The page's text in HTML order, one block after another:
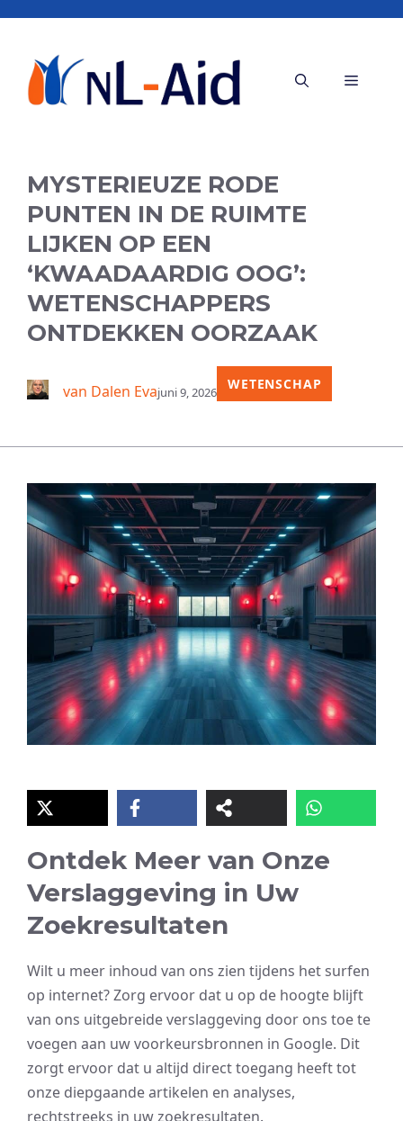
inhoud
Menu
MYSTERIEUZE RODE
PUNTEN IN DE RUIMTE
LIJKEN OP EEN
‘KWAADAARDIG OOG’:
WETENSCHAPPERS
ONTDEKKEN OORZAAK
van Dalen Evajuni 9, 2026 WETENSCHAP
Ontdek Meer van Onze
Verslaggeving in Uw
Zoekresultaten
Wilt u meer inhoud van ons zien tijdens het surfen
op internet? Zorg ervoor dat u op de hoogte blijft
van ons uitgebreide verslaggeving door ons toe te
voegen aan uw voorkeursbronnen in Google. Dit
zorgt ervoor dat u altijd direct toegang heeft tot
onze diepgaande artikelen en analyses,
rechtstreeks in uw zoekresultaten.